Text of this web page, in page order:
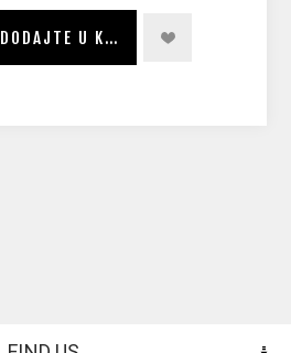
DODAJTE U KORPU